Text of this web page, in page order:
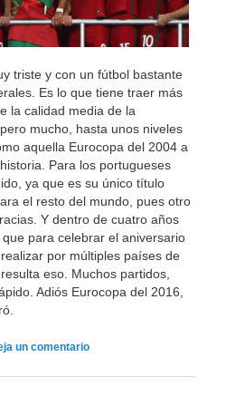
triste y con un fútbol bastante
Es lo que tiene traer más
la calidad media de la
mucho, hasta unos niveles
aquella Eurocopa del 2004 a
Para los portugueses
ya que es su único título
el resto del mundo, pues otro
Y dentro de cuatro años
para celebrar el aniversario
por múltiples países de
eso. Muchos partidos,
Adiós Eurocopa del 2016,
un comentario